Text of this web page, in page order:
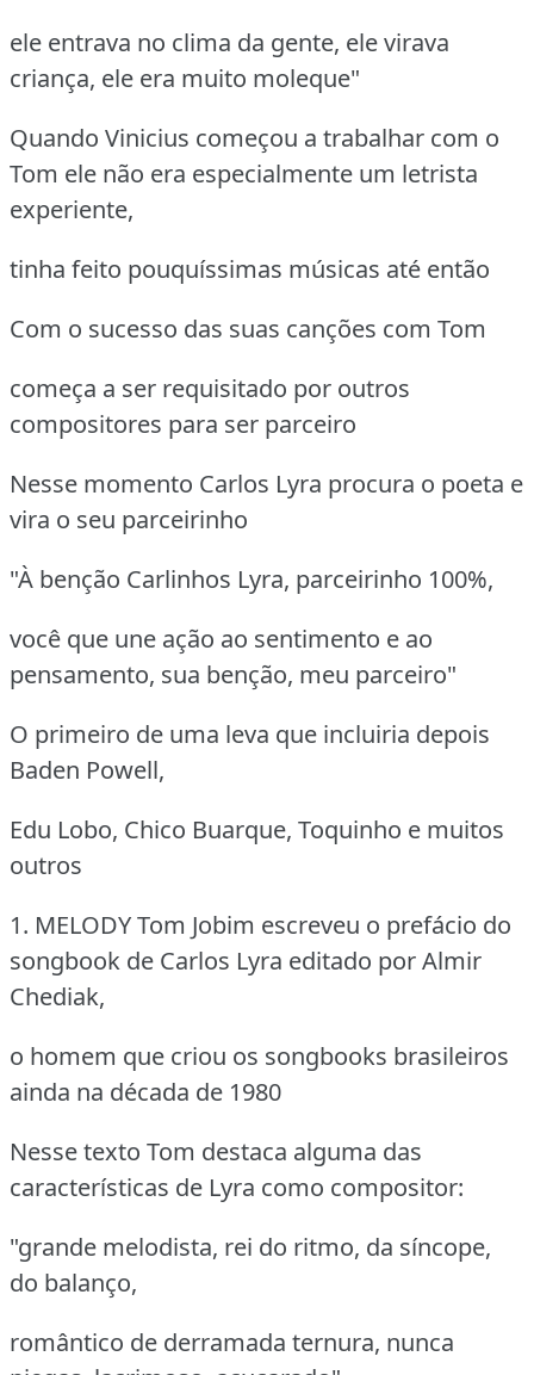
ele entrava no clima da gente, ele virava
criança, ele era muito moleque"
Quando Vinicius começou a trabalhar com o
Tom ele não era especialmente um letrista
experiente,
tinha feito pouquíssimas músicas até então
Com o sucesso das suas canções com Tom
começa a ser requisitado por outros
compositores para ser parceiro
Nesse momento Carlos Lyra procura o poeta e
vira o seu parceirinho
"À benção Carlinhos Lyra, parceirinho 100%,
você que une ação ao sentimento e ao
pensamento, sua benção, meu parceiro"
O primeiro de uma leva que incluiria depois
Baden Powell,
Edu Lobo, Chico Buarque, Toquinho e muitos
outros
1. MELODYTom Jobim escreveu o prefácio do
songbook de Carlos Lyra editado por Almir
Chediak,
o homem que criou os songbooks brasileiros
ainda na década de 1980
Nesse texto Tom destaca alguma das
características de Lyra como compositor:
"grande melodista, rei do ritmo, da síncope,
do balanço,
romântico de derramada ternura, nunca